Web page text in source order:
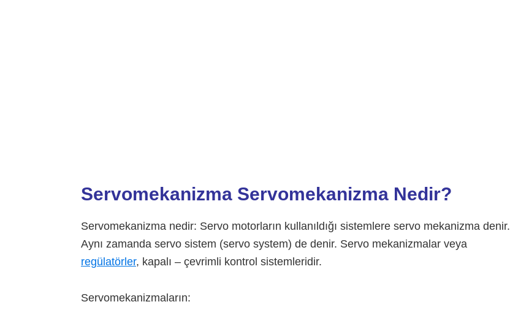
Servomekanizma Servomekanizma Nedir?
Servomekanizma nedir: Servo motorların kullanıldığı sistemlere servo mekanizma denir.
Aynı zamanda servo sistem (servo system) de denir. Servo mekanizmalar veya
regülatörler, kapalı – çevrimli kontrol sistemleridir.
Servomekanizmaların: